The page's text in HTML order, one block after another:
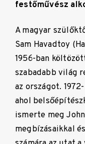
festőművész
A magyar
Sam Havadtoy
1956-ban
szabadabb világ
az országot.
ahol
ismerte meg
megbízásaikkal